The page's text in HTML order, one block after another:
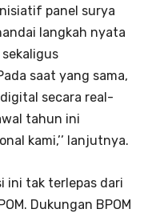
panel surya
langkah nyata
saat yang sama,
secara real-
tahun ini
kami,’’ lanjutnya.
ini tak terlepas dari
Dukungan BPOM